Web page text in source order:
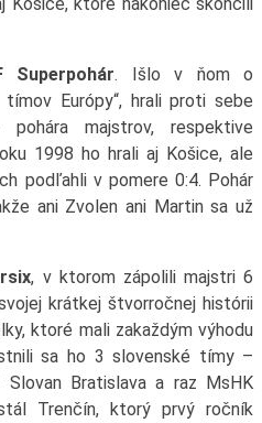
Superpohár. Išlo v ňom o
tímov Európy“, hrali proti sebe
majstrov, respektive
1998 ho hrali aj Košice, ale
podľahli v pomere 0:4. Pohár
ani Zvolen ani Martin sa už
, v ktorom zápolili majstri 6
krátkej štvorročnej histórii
ktoré mali zakaždým výhodu
sa ho 3 slovenské tímy –
Bratislava a raz MsHK
Trenčín, ktorý prvý ročník